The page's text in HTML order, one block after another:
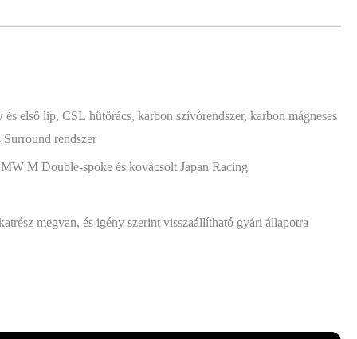
első lip, CSL hűtőrács, karbon szívórendszer, karbon mágneses
rendszer
M Double-spoke és kovácsolt Japan Racing
megvan, és igény szerint visszaállítható gyári állapotra